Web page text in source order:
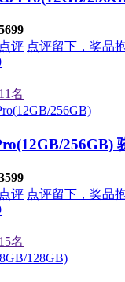
评 点评留下，奖品
11名
256GB)
评 点评留下，奖品
15名